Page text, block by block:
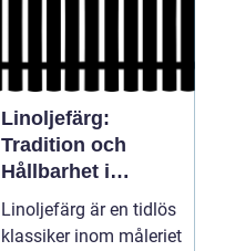
Linoljefärg:
Tradition och
Hållbarhet i
Modern Tappning
Linoljefärg är en tidlös
klassiker inom måleriet